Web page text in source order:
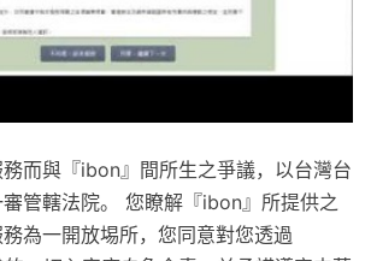
而與『ibon』間所生之爭議，以台灣台
管轄法院。 您瞭解『ibon』所提供之
為一開放埸所，您同意對您透過